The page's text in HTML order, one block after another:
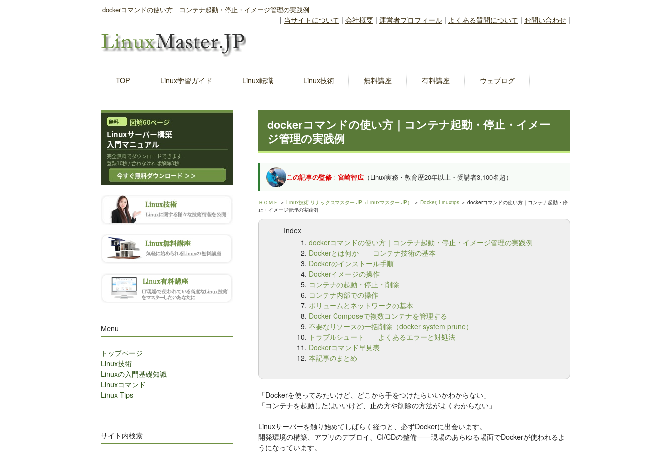
dockerコマンドの使い方｜コンテナ起動・停止・イメージ管理の実践例
| 当サイトについて | 会社概要 | 運営者プロフィール | よくある質問について | お問い合わせ |
TOP Linux学習ガイド Linux転職 Linux技術 無料講座 有料講座 ウェブログ
dockerコマンドの使い方｜コンテナ起動・停止・イメー
ジ管理の実践例
この記事の監修：宮崎智広（Linux実務・教育歴20年以上・受講者3,100名超）
ＨＯＭＥ ＞ Linux技術 リナックスマスター.JP（Linuxマスター.JP） ＞ Docker, Linuxtips ＞ dockerコマンドの使い方｜コンテナ起動・停
止・イメージ管理の実践例
Index
dockerコマンドの使い方｜コンテナ起動・停止・イメージ管理の実践例
Dockerとは何か——コンテナ技術の基本
Dockerのインストール手順
Dockerイメージの操作
コンテナの起動・停止・削除
コンテナ内部での操作
ボリュームとネットワークの基本
Docker Composeで複数コンテナを管理する
不要なリソースの一括削除（docker system prune）
トラブルシュート——よくあるエラーと対処法
Dockerコマンド早見表
本記事のまとめ
「Dockerを使ってみたいけど、どこから手をつけたらいいかわからない」
「コンテナを起動したはいいけど、止め方や削除の方法がよくわからない」
Linuxサーバーを触り始めてしばらく経つと、必ずDockerに出会います。
開発環境の構築、アプリのデプロイ、CI/CDの整備——現場のあらゆる場面でDockerが使われるよ
うになっています。
Menu
トップページ
Linux技術
Linuxの入門基礎知識
Linuxコマンド
Linux Tips
サイト内検索